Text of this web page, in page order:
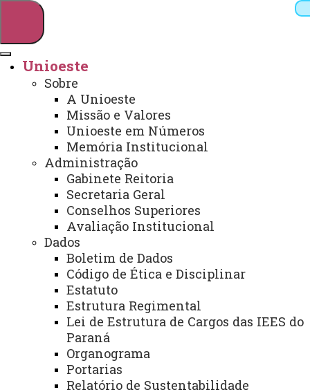
Webmail Sistemas
Telefones
Arquivo Virtual
Campus
Unioeste
Sobre
A Unioeste
Missão e Valores
Unioeste em Números
Memória Institucional
Administração
Gabinete Reitoria
Secretaria Geral
Conselhos Superiores
Avaliação Institucional
Dados
Boletim de Dados
Código de Ética e Disciplinar
Estatuto
Estrutura Regimental
Lei de Estrutura de Cargos das IEES do
Paraná
Organograma
Portarias
Relatório de Sustentabilidade
Contato - PPGE
Contato:
(45) 3220-7263
Horário de Atendimento: